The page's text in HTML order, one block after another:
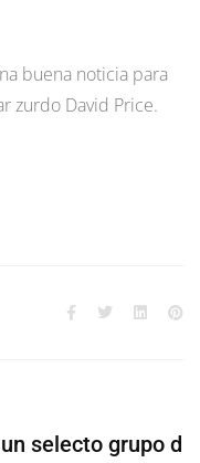
buena noticia para
zurdo David Price.
selecto grupo d